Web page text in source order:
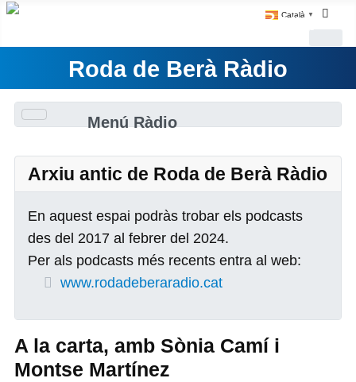
Català ▼
Roda de Berà Ràdio
Menú Ràdio
Arxiu antic de Roda de Berà Ràdio
En aquest espai podràs trobar els podcasts
des del 2017 al febrer del 2024.
Per als podcasts més recents entra al web:
www.rodadeberaradio.cat
A la carta, amb Sònia Camí i
Montse Martínez